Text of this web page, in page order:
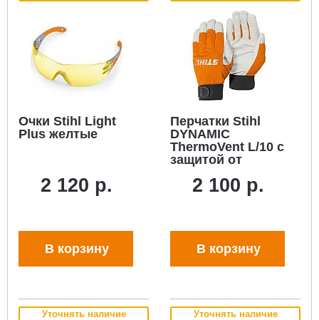
Очки Stihl Light
Plus желтые
2 120 р.
В корзину
Перчатки Stihl
DYNAMIC
ThermoVent L/10 с
защитой от
кожа/текстиль)
2 100 р.
В корзину
Уточнять наличие Уточнять наличие